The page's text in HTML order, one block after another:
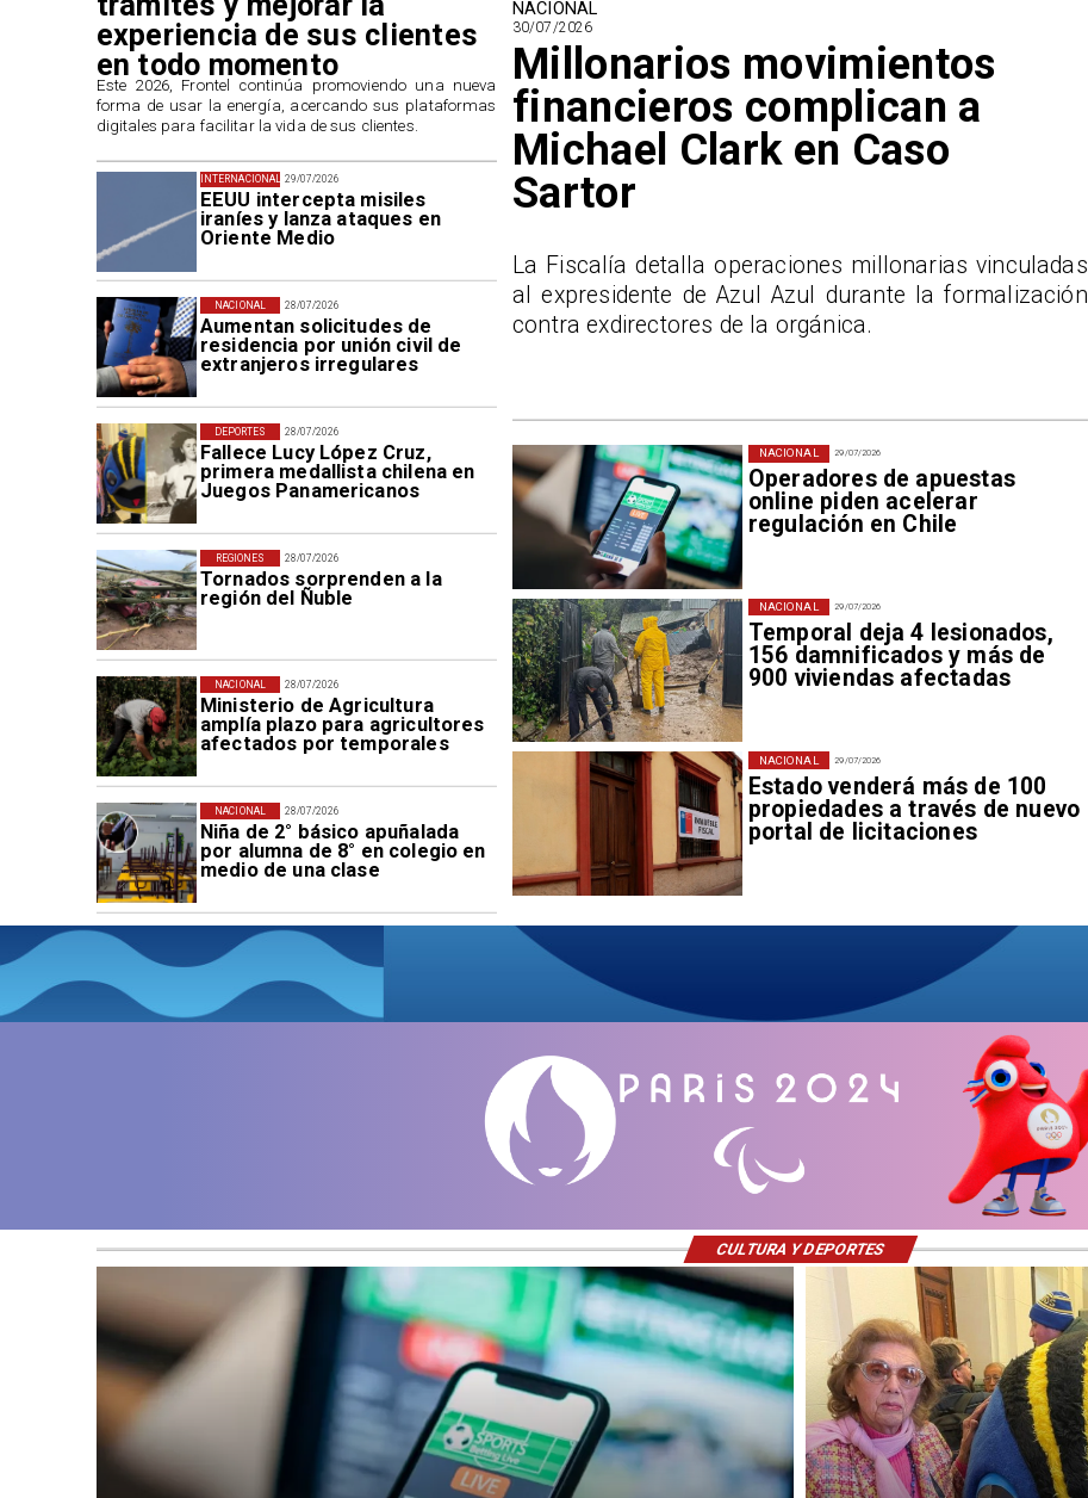
29/07/2026
EEUU intercepta misiles
iraníes y lanza ataques en
Oriente Medio
INTERNACIONAL
28/07/2026
Aumentan solicitudes de
residencia por unión civil de
extranjeros irregulares
NACIONAL
28/07/2026
Fallece Lucy López Cruz,
primera medallista chilena en
Juegos Panamericanos
DEPORTES
28/07/2026
Tornados sorprenden a la
región del Ñuble
REGIONES
28/07/2026
Ministerio de Agricultura
amplía plazo para agricultores
afectados por temporales
NACIONAL
28/07/2026
Niña de 2° básico apuñalada
por alumna de 8° en colegio en
medio de una clase
NACIONAL
29/07/2026
Operadores de apuestas
online piden acelerar
regulación en Chile
NACIONAL
29/07/2026
Temporal deja 4 lesionados,
156 damnificados y más de
900 viviendas afectadas
NACIONAL
29/07/2026
Estado venderá más de 100
propiedades a través de nuevo
portal de licitaciones
NACIONAL
experiencia de sus clientes
en todo momento
​Este 2026, Frontel continúa promoviendo una nueva
forma de usar la energía, acercando sus plataformas
digitales para facilitar la vida de sus clientes.
NACIONAL
30/07/2026
Millonarios movimientos
financieros complican a
Michael Clark en Caso
Sartor
La Fiscalía detalla operaciones millonarias vinculadas
al expresidente de Azul Azul durante la formalización
contra exdirectores de la orgánica.
CULTURA Y DEPORTES